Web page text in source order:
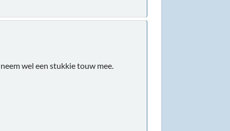
wel een stukkie touw mee.